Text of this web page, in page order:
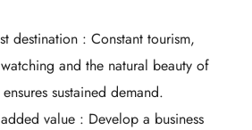
destination : Constant tourism,
and the natural beauty of
sustained demand.
value : Develop a business